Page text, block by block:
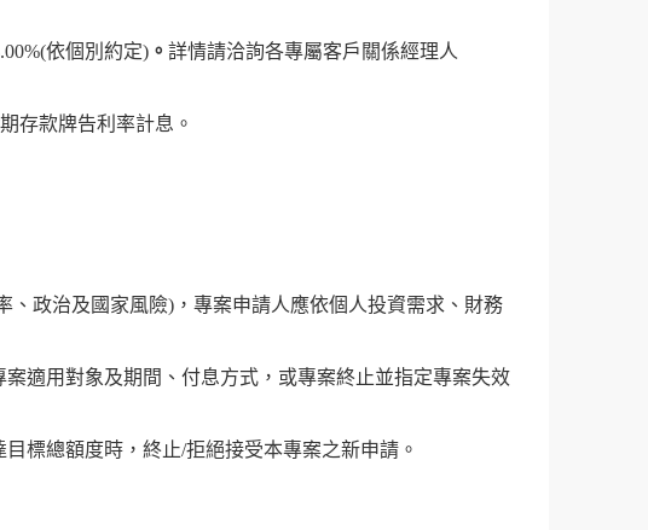
依個別約定) 。 詳情請洽詢各專屬客戶關係經理人
存款牌告利率計息。
政治及國家風險)，專案申請人應依個人投資需求、財務
適用對象及期間、付息方式，或專案終止並指定專案失效
標總額度時，終止/拒絕接受本專案之新申請。